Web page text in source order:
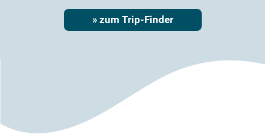
» zum Trip-Finder